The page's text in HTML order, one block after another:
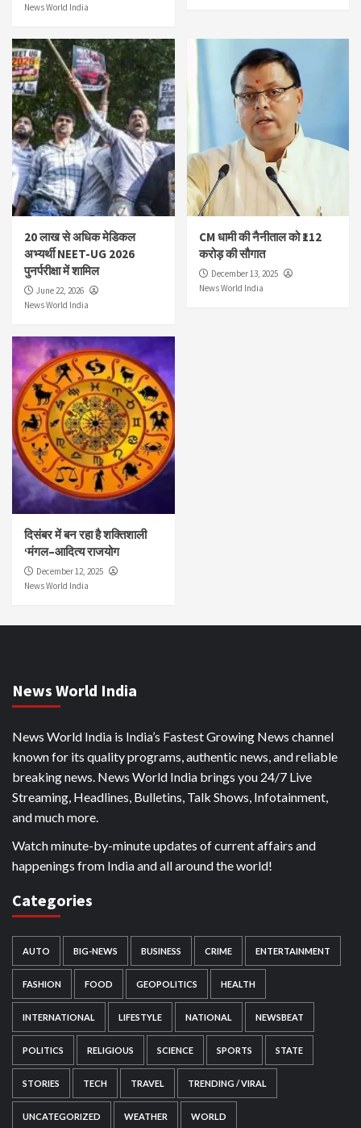
News World India
20 लाख से अधिक मेडिकल
अभ्यर्थी NEET-UG 2026
पुनर्परीक्षा में शामिल
June 22, 2026
News World India
CM धामी की नैनीताल को ₹112
करोड़ की सौगात
December 13, 2025
News World India
दिसंबर में बन रहा है शक्तिशाली
‘मंगल–आदित्य राजयोग
December 12, 2025
News World India
News World India
News World India is India’s Fastest Growing News channel
known for its quality programs, authentic news, and reliable
breaking news. News World India brings you 24/7 Live
Streaming, Headlines, Bulletins, Talk Shows, Infotainment,
and much more.
Watch minute-by-minute updates of current affairs and
happenings from India and all around the world!
Categories
AUTO BIG-NEWS BUSINESS CRIME ENTERTAINMENT
FASHION FOOD GEOPOLITICS HEALTH
INTERNATIONAL LIFESTYLE NATIONAL NEWSBEAT
POLITICS RELIGIOUS SCIENCE SPORTS STATE
STORIES TECH TRAVEL TRENDING / VIRAL
UNCATEGORIZED WEATHER WORLD